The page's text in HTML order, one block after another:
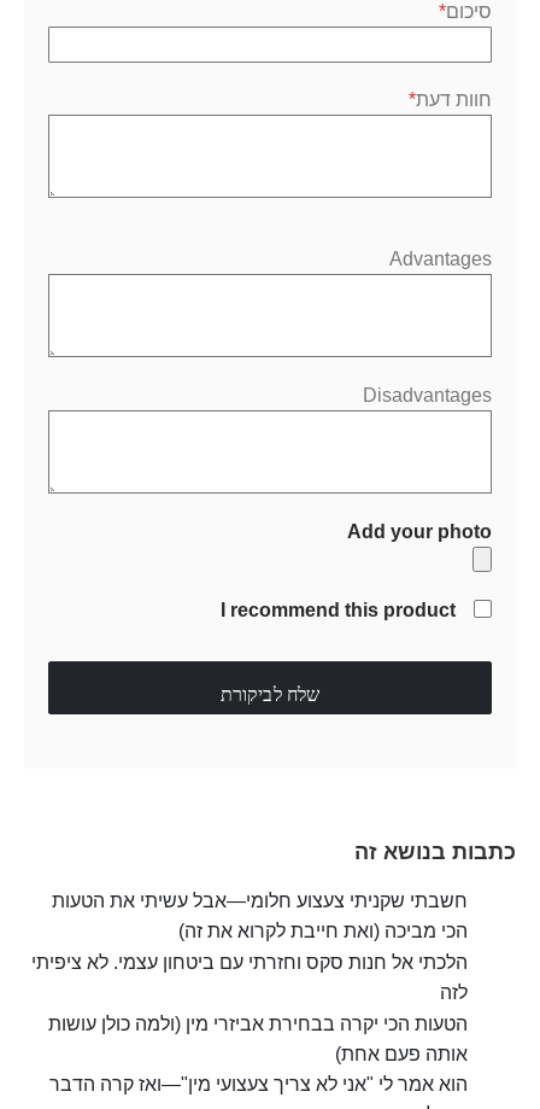
סיכום
חוות דעת
Advantages
Disadvantages
Add your photo
I recommend this product
שלח לביקורת
כתבות בנושא זה
חשבתי שקניתי צעצוע חלומי—אבל עשיתי את הטעות
הכי מביכה (ואת חייבת לקרוא את זה)
הלכתי אל חנות סקס וחזרתי עם ביטחון עצמי. לא ציפיתי
לזה
הטעות הכי יקרה בבחירת אביזרי מין (ולמה כולן עושות
אותה פעם אחת)
הוא אמר לי "אני לא צריך צעצועי מין"—ואז קרה הדבר